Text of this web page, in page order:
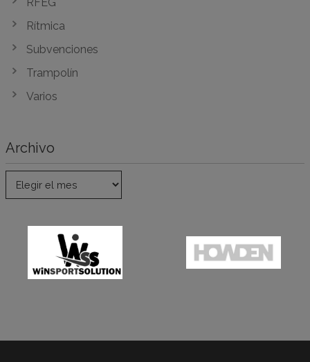
Rítmica
Subvenciones
Trampolín
Varios
Archivo